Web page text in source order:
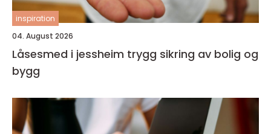
inspiration
04. August 2026
Låsesmed i jessheim trygg sikring av bolig og
bygg